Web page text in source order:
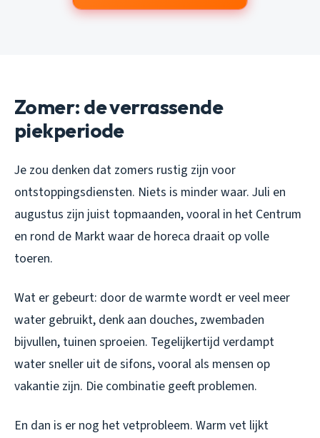
Zomer: de verrassende
piekperiode
Je zou denken dat zomers rustig zijn voor
ontstoppingsdiensten. Niets is minder waar. Juli en
augustus zijn juist topmaanden, vooral in het Centrum
en rond de Markt waar de horeca draait op volle
toeren.
Wat er gebeurt: door de warmte wordt er veel meer
water gebruikt, denk aan douches, zwembaden
bijvullen, tuinen sproeien. Tegelijkertijd verdampt
water sneller uit de sifons, vooral als mensen op
vakantie zijn. Die combinatie geeft problemen.
En dan is er nog het vetprobleem. Warm vet lijkt